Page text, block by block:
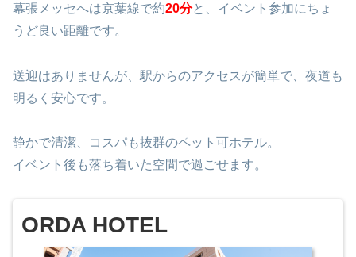
幕張メッセへは京葉線で約20分と、イベント参加にちょ
うど良い距離です。
送迎はありませんが、駅からのアクセスが簡単で、夜道も
明るく安心です。
静かで清潔、コスパも抜群のペット可ホテル。
イベント後も落ち着いた空間で過ごせます。
ORDA HOTEL